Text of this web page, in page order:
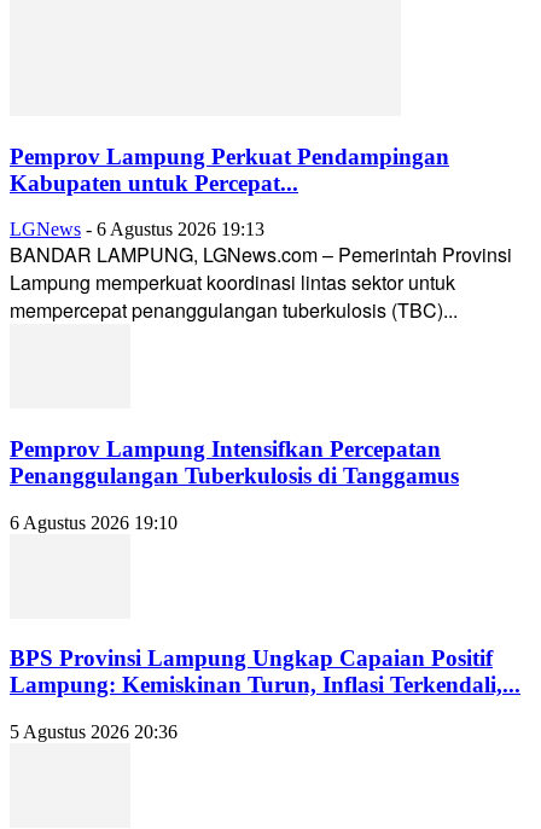
Pemprov Lampung Perkuat Pendampingan
Kabupaten untuk Percepat...
LGNews - 6 Agustus 2026 19:13
BANDAR LAMPUNG, LGNews.com – Pemerintah Provinsi
Lampung memperkuat koordinasi lintas sektor untuk
mempercepat penanggulangan tuberkulosis (TBC)...
Pemprov Lampung Intensifkan Percepatan
Penanggulangan Tuberkulosis di Tanggamus
6 Agustus 2026 19:10
BPS Provinsi Lampung Ungkap Capaian Positif
Lampung: Kemiskinan Turun, Inflasi Terkendali,...
5 Agustus 2026 20:36